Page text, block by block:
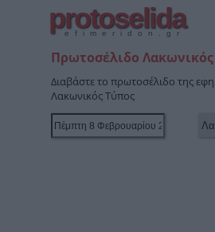
protoselida
efimeridon.gr
Πρωτοσέλιδο
Διαβάστε το πρωτοσέλιδο της
Λακωνικός Τύπος